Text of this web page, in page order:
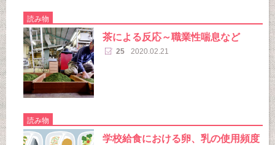
読み物
茶による反応～職業性喘息など
25 2020.02.21
読み物
学校給食における卵、乳の使用頻度